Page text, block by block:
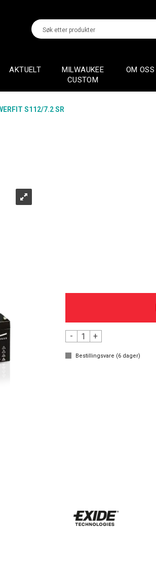
AKTUELT
MILWAUKEE
CUSTOM
OM OSS
S112/7.2 SR
- +
Bestillingsvare (6dager)